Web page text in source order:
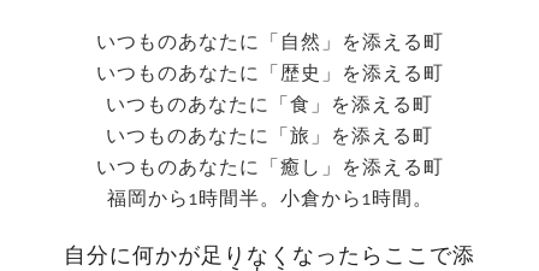
いつものあなたに「自然」を添える町
いつものあなたに「歴史」を添える町
いつものあなたに「食」を添える町
いつものあなたに「旅」を添える町
いつものあなたに「癒し」を添える町
福岡から1時間半。小倉から1時間。
自分に何かが足りなくなったらここで添